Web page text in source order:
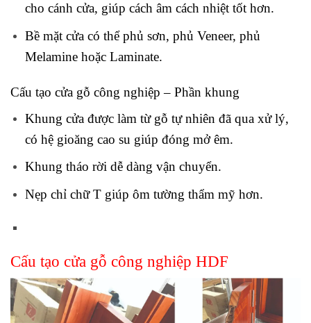
cho cánh cửa, giúp cách âm cách nhiệt tốt hơn.
Bề mặt cửa có thể phủ sơn, phủ Veneer, phủ
Melamine hoặc Laminate.
Cấu tạo cửa gỗ công nghiệp – Phần khung
Khung cửa được làm từ gỗ tự nhiên đã qua xử lý,
có hệ gioăng cao su giúp đóng mở êm.
Khung tháo rời dễ dàng vận chuyển.
Nẹp chỉ chữ T giúp ôm tường thẩm mỹ hơn.
Cấu tạo cửa gỗ công nghiệp HDF